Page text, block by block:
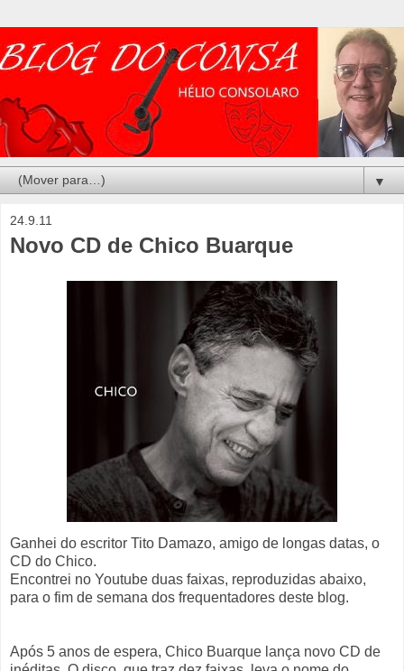
▼
24.9.11
Novo CD de Chico Buarque
Ganhei do escritor Tito Damazo, amigo de longas datas, o
CD do Chico.
Encontrei no Youtube duas faixas, reproduzidas abaixo,
para o fim de semana dos frequentadores deste blog.
Após 5 anos de espera, Chico Buarque lança novo CD de